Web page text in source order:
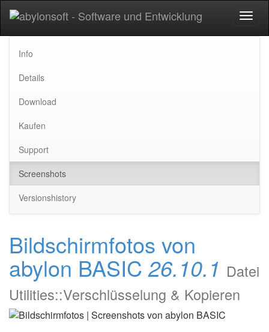
Info
Details
Download
Kaufen
Support
Screenshots
Versionshistory
Bildschirmfotos von
abylon BASIC 26.10.1 Datei
Utilities::Verschlüsselung & Kopieren